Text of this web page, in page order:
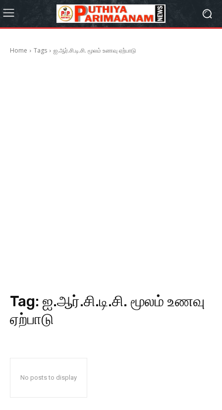
Home Tags ஐ.ஆர்.சி.டி.சி. மூலம் உணவு ஏற்பாடு
Tag: ஐ.ஆர்.சி.டி.சி. மூலம் உணவு
ஏற்பாடு
No posts to display